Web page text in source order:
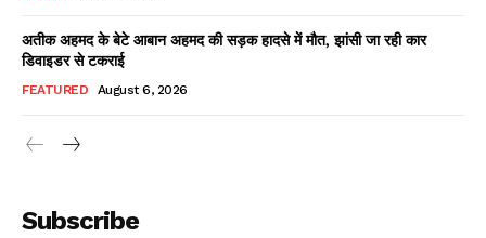
Read Latest News on AIN
NEWS 1 App
अतीक अहमद के बेटे आबान अहमद की सड़क हादसे में मौत, झांसी जा रही कार
डिवाइडर से टकराई
FEATURED August 6, 2026
Subscribe